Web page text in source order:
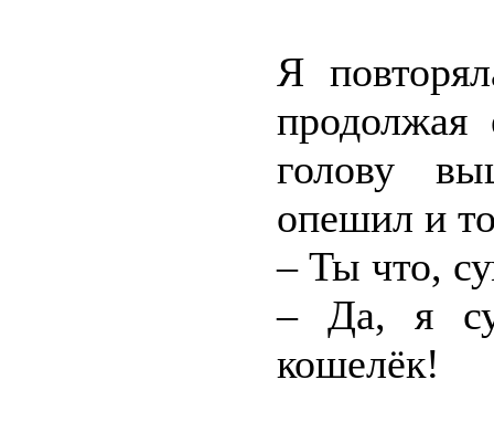
Я
голову
опешил и
– Ты что,
– Да, я
кошелёк!